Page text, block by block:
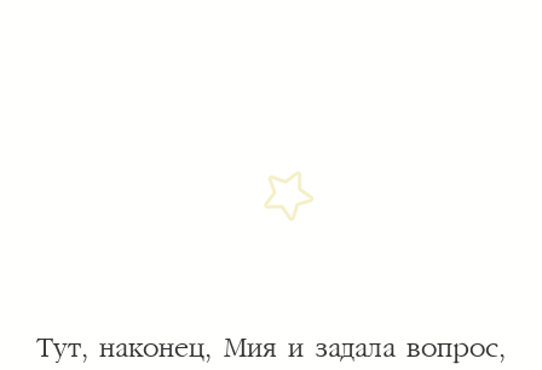
Тут, наконец, Мия и задала вопрос,